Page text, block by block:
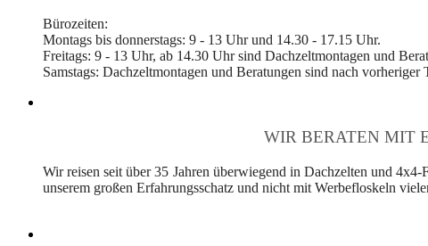
Bürozeiten:
Montags bis donnerstags: 9 - 13 Uhr und 14.30 - 17.15 Uhr.
Freitags: 9 - 13 Uhr, ab 14.30 Uhr sind Dachzeltmontagen und
Samstags: Dachzeltmontagen und Beratungen sind nach
WIR BERATEN MIT
Wir reisen seit über 35 Jahren überwiegend in Dachzelten und
unserem großen Erfahrungsschatz und nicht mit Werbefloskeln